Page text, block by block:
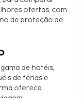
ofertas, com
de proteção de
de hotéis,
de férias e
oferece